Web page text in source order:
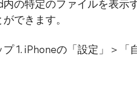
の特定のファイルを表示
ができます。
プ 1. iPhoneの「設定」＞